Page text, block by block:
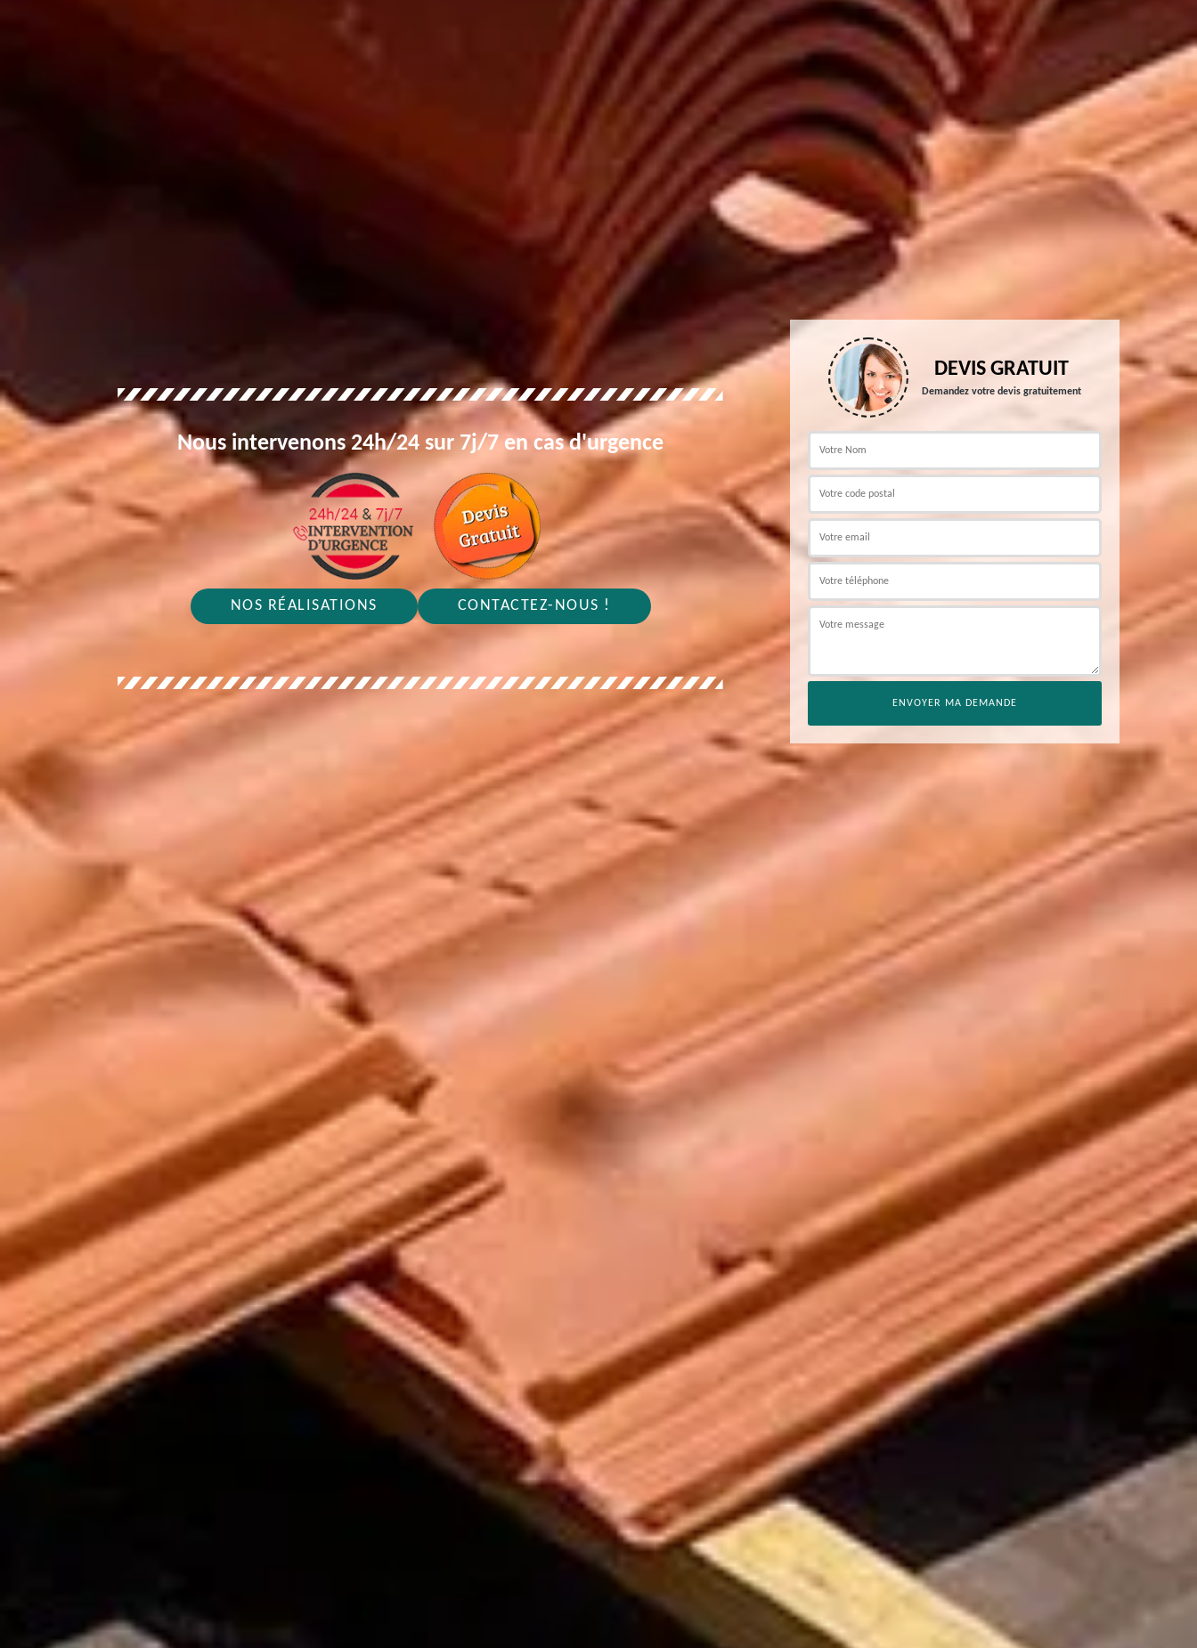
Nous intervenons 24h/24 sur 7j/7 en cas d'urgence
NOS RÉALISATIONS CONTACTEZ-NOUS !
DEVIS GRATUIT
Demandez votre devis gratuitement